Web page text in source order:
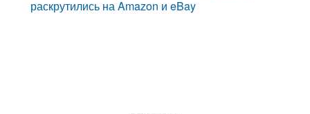
раскрутились на Amazon и eBay